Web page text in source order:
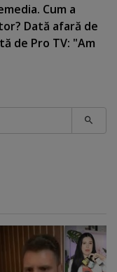
Cum a
Dată afară de
de Pro TV: "Am